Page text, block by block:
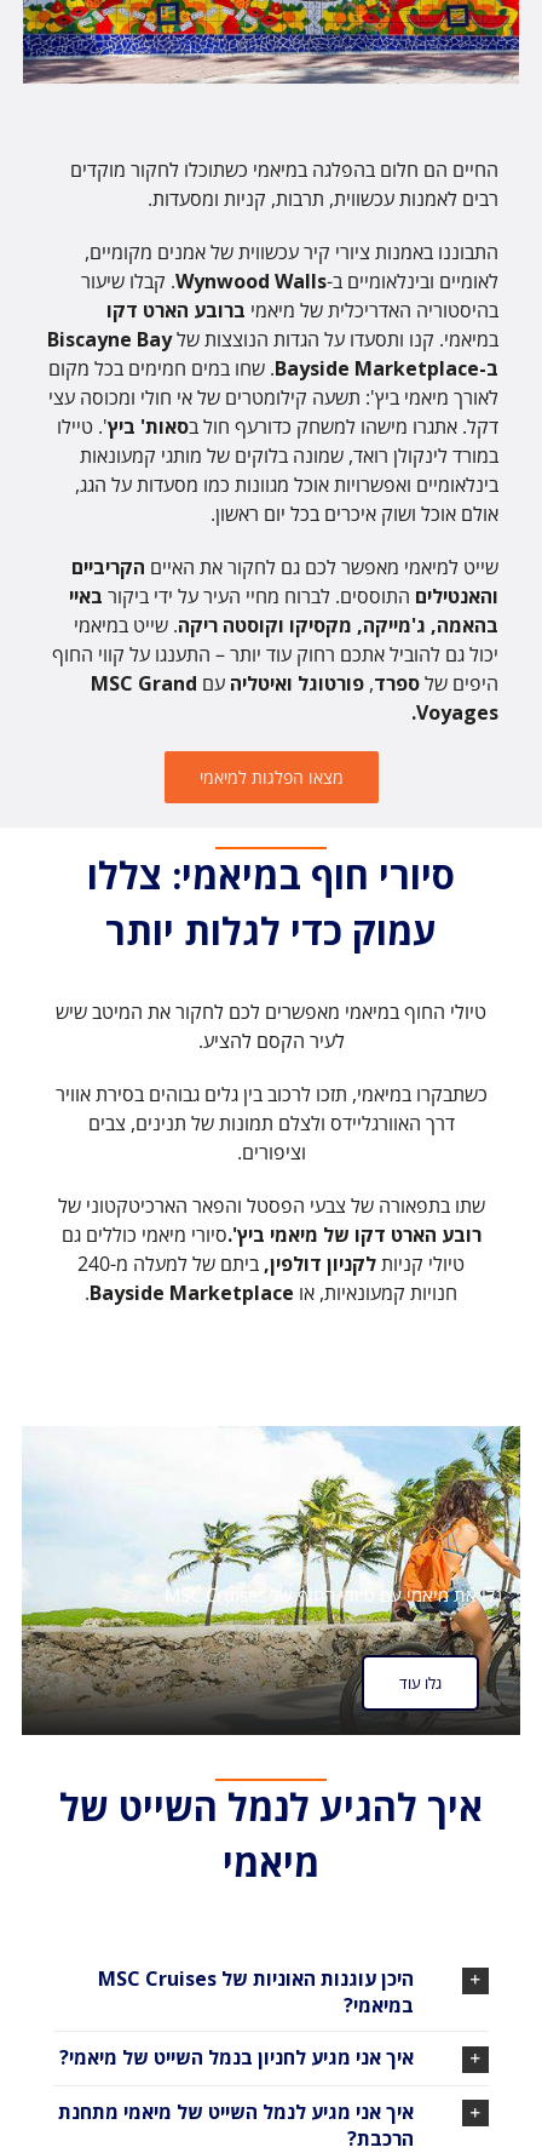
החיים הם חלום בהפלגה במיאמי כשתוכלו לחקור מוקדים
רבים לאמנות עכשווית, תרבות, קניות ומסעדות.
התבוננו באמנות ציורי קיר עכשווית של אמנים מקומיים,
לאומיים ובינלאומיים ב-Wynwood Walls. קבלו שיעור
בהיסטוריה האדריכלית של מיאמי ברובע הארט דקו
במיאמי. קנו ותסעדו על הגדות הנוצצות שלBiscayne Bay
ב-Bayside Marketplace
. שחו במים חמימים בכל מקום
לאורך מיאמי ביץ': תשעה קילומטרים של אי חולי ומכוסה עצי
דקל. אתגרו מישהו למשחק כדורעף חול בסאות' ביץ'. טיילו
במורד לינקולן רואד, שמונה בלוקים של מותגי קמעונאות
בינלאומיים ואפשרויות אוכל מגוונות כמו מסעדות על הגג,
אולם אוכל ושוק איכרים בכל יום ראשון.
שייט למיאמי מאפשר לכם גם לחקור את האיים הקריביים
והאנטילים התוססים. לברוח מחיי העיר על ידי ביקור באיי
בהאמה, ג'מייקה, מקסיקו וקוסטה ריקה. שייט במיאמי
יכול גם להוביל אתכם רחוק עוד יותר – התענגו על קווי החוף
היפים שלספרד, פורטוגל ואיטליה עם MSC Grand
Voyages.
מצאו הפלגות למיאמי
סיורי חוף במיאמי: צללו
עמוק כדי לגלות יותר
טיולי החוף במיאמי מאפשרים לכם לחקור את המיטב שיש
לעיר הקסם להציע.
כשתבקרו במיאמי, תזכו לרכוב בין גלים גבוהים בסירת אוויר
דרך האוורגליידס ולצלם תמונות של תנינים, צבים
וציפורים.
שתו בתפאורה של צבעי הפסטל והפאר הארכיטקטוני של
רובע הארט דקו של מיאמי ביץ'.סיורי מיאמי כוללים גם
טיולי קניותלקניון דולפין,
ביתם של למעלה מ-240
חנויות קמעונאיות, או Bayside Marketplace
.
גלו את מיאמי עם סיורי החוף של MSC Cruises
גלו עוד
איך להגיע לנמל השייט של
מיאמי
היכן עוגנות האוניות של MSC Cruises
במיאמי?
איך אני מגיע לחניון בנמל השייט של מיאמי?
איך אני מגיע לנמל השייט של מיאמי מתחנת
הרכבת?